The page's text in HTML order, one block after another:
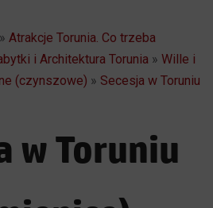
»Atrakcje Torunia. Co trzeba
i Architektura Torunia »Wille i
(czynszowe) » Secesja w Toruniu
w Toruniu